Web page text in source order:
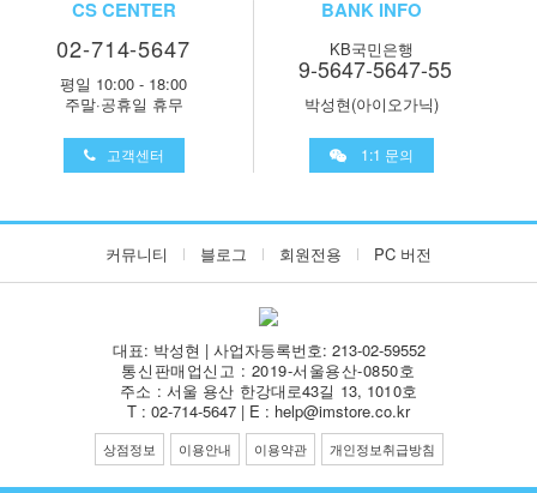
CS CENTER
02-714-5647
평일 10:00 - 18:00
주말·공휴일 휴무
고객센터
BANK INFO
KB국민은행
9-5647-5647-55
박성현(아이오가닉)
1:1 문의
커뮤니티 블로그 회원전용 PC 버전
대표: 박성현 | 사업자등록번호: 213-02-59552
통신판매업신고 : 2019-서울용산-0850호
주소 : 서울 용산 한강대로43길 13, 1010호
T : 02-714-5647 | E : help@imstore.co.kr
상점정보 이용안내 이용약관 개인정보취급방침